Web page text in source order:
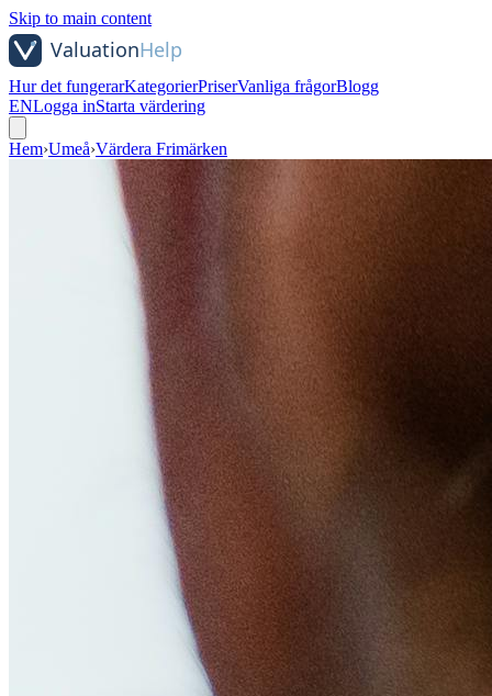
Skip to main content
Hur det fungerarKategorierPriserVanliga frågorBlogg
ENLogga inStarta värdering
Hem›Umeå›Värdera Frimärken